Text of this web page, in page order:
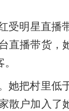
受明星直
直播带货，
把村里低
散户加入了